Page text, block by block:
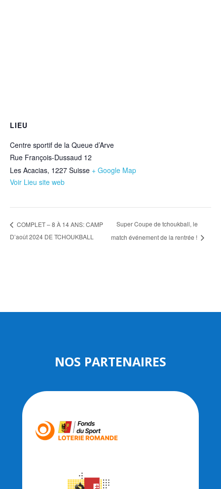
LIEU
Centre sportif de la Queue d’Arve
Rue François-Dussaud 12
Les Acacias, 1227 Suisse + Google Map
Voir Lieu site web
COMPLET – 8 À 14 ANS: CAMP
D’août 2024 DE TCHOUKBALL
Super Coupe de tchoukball, le
match événement de la rentrée !
NOS PARTENAIRES